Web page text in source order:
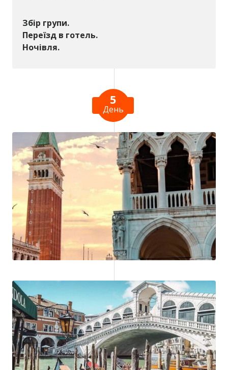
Збір групи.
Переїзд в готель.
Ночівля.
5
День